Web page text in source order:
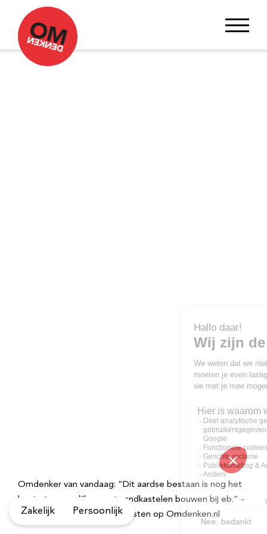
Omdenker van vandaag: “Dit aardse bestaan is nog het
beste te vergelijken met zandkastelen bouwen bij eb.” -
kijk voor meer quotes en teksten op Omdenken.nl
Zakelijk Persoonlijk